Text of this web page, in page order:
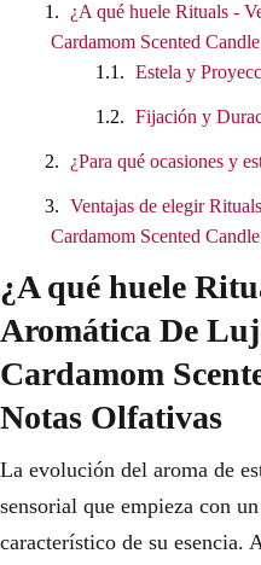
¿A qué huele Rituals -
Cardamom Scented
Estela y
Fijación y
¿Para qué ocasiones y
Ventajas de elegir
Cardamom Scented
¿A qué huele
Aromática De
Cardamom
Notas Olfativas
La evolución del aroma de
sensorial que empieza con
característico de su esencia.